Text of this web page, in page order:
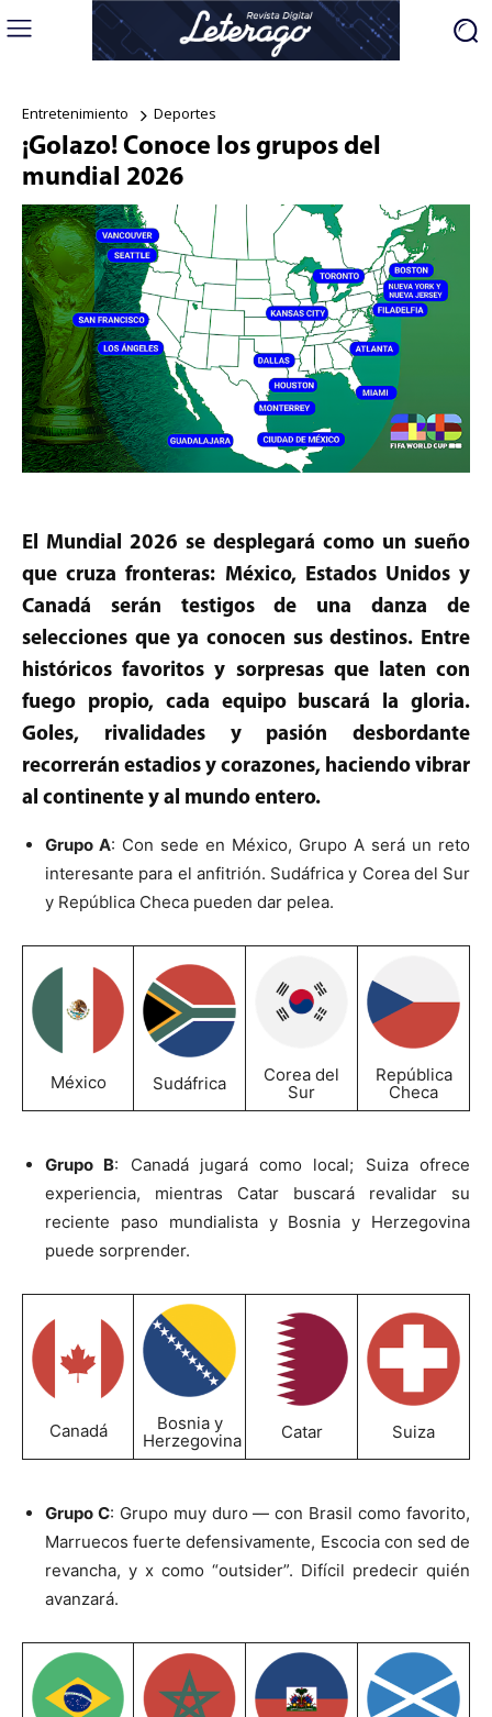
Entretenimiento Deportes
¡Golazo! Conoce los grupos del
mundial 2026
El Mundial 2026 se desplegará como un sueño
que cruza fronteras: México, Estados Unidos y
Canadá serán testigos de una danza de
selecciones que ya conocen sus destinos. Entre
históricos favoritos y sorpresas que laten con
fuego propio, cada equipo buscará la gloria.
Goles, rivalidades y pasión desbordante
recorrerán estadios y corazones, haciendo vibrar
al continente y al mundo entero.
Grupo A: Con sede en México, Grupo A será un reto
interesante para el anfitrión. Sudáfrica y Corea del Sur
y República Checa pueden dar pelea.
México Sudáfrica
Corea del
Sur
República
Checa
Grupo B: Canadá jugará como local; Suiza ofrece
experiencia, mientras Catar buscará revalidar su
reciente paso mundialista y Bosnia y Herzegovina
puede sorprender.
Canadá
Bosnia y
Herzegovina
Catar Suiza
Grupo C: Grupo muy duro — con Brasil como favorito,
Marruecos fuerte defensivamente, Escocia con sed de
revancha, y x como “outsider”. Difícil predecir quién
avanzará.